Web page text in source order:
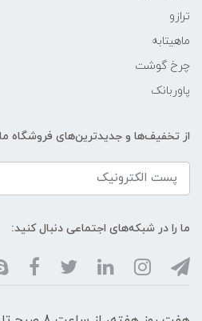
ترازو
ماهیتابه
چرخ گوشت
پاوربانک
از تخفیف‌ها و جدیدترین‌های فروشگاه
ما را در شبکه‌های اجتماعی دنبال کنید: